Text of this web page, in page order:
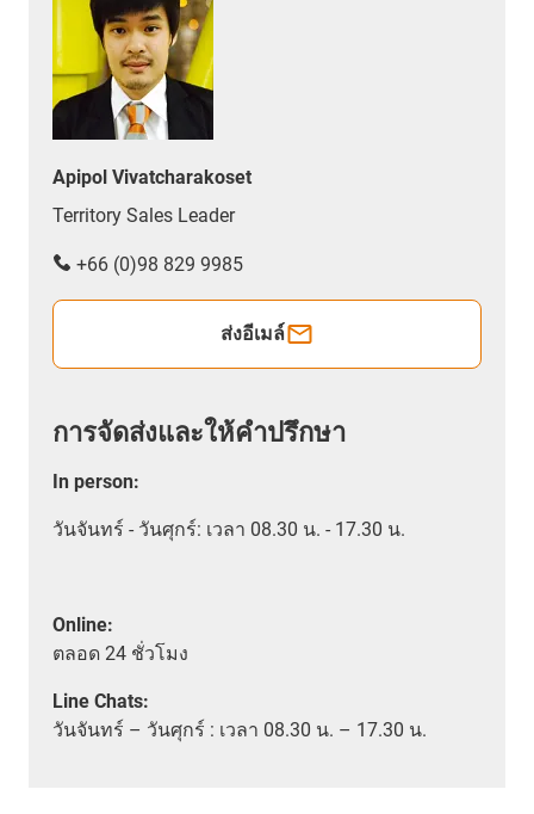
Apipol Vivatcharakoset
Territory Sales Leader
+66 (0)98 829 9985
ส่งอีเมล์
การจัดส่งและให้คำปรึกษา
In person:
วันจันทร์ - วันศุกร์: เวลา 08.30 น. - 17.30 น.
Online:
ตลอด 24 ชั่วโมง
Line Chats:
วันจันทร์ – วันศุกร์ : เวลา 08.30 น. – 17.30 น.